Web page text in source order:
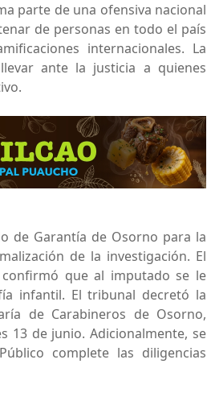
parte de una ofensiva nacional
de personas en todo el país
internacionales. La
ante la justicia a quienes
de Garantía de Osorno para la
de la investigación. El
confirmó que al imputado se le
infantil. El tribunal decretó la
de Carabineros de Osorno,
13 de junio. Adicionalmente, se
complete las diligencias